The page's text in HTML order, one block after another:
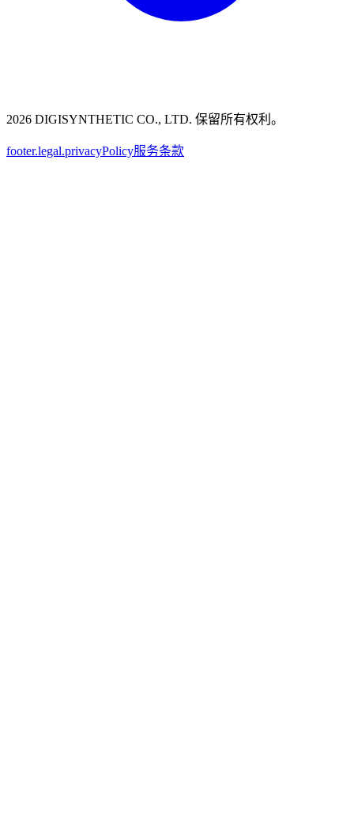
2026 DIGISYNTHETIC CO., LTD. 保留所有权利。
footer.legal.privacyPolicy服务条款